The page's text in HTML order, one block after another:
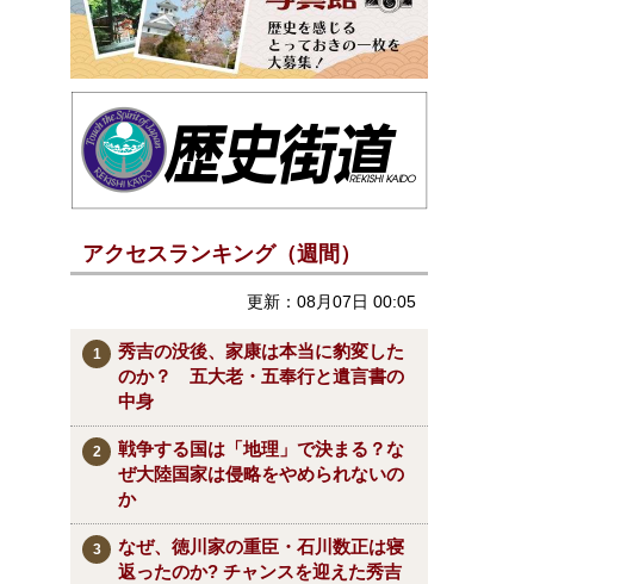
アクセスランキング（週間）
更新：08月07日 00:05
秀吉の没後、家康は本当に豹変した
のか？ 五大老・五奉行と遺言書の
中身
戦争する国は「地理」で決まる？な
ぜ大陸国家は侵略をやめられないの
か
なぜ、徳川家の重臣・石川数正は寝
返ったのか? チャンスを迎えた秀吉